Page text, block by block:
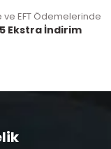
ve EFT Ödemelerinde
Ekstra İndirim